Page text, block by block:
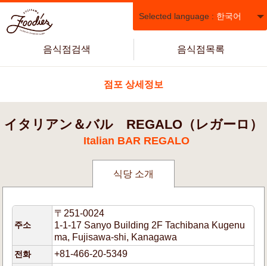
Selected language : 한국어
음식점검색 음식점목록
점포 상세정보
イタリアン＆バル REGALO（レガーロ）
Italian BAR REGALO
식당 소개
주소
〒251-0024
1-1-17 Sanyo Building 2F Tachibana Kugenu
ma, Fujisawa-shi, Kanagawa
전화 +81-466-20-5349